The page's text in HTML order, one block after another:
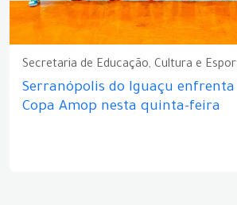
Secretaria de Educação, Cultura e
Serranópolis do Iguaçu
Copa Amop nesta quinta-feira